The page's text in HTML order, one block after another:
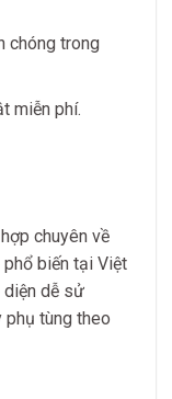
chóng trong
miễn phí.
chuyên về
biến tại Việt
diện dễ sử
phụ tùng theo